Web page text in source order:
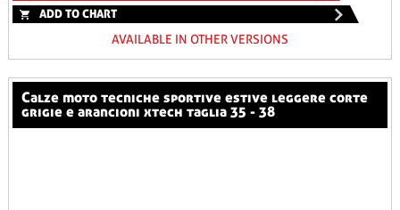
ADD TO CHART
AVAILABLE IN OTHER VERSIONS
calze moto tecniche sportive estive leggere corte
grigie e arancioni xtech taglia 35 - 38